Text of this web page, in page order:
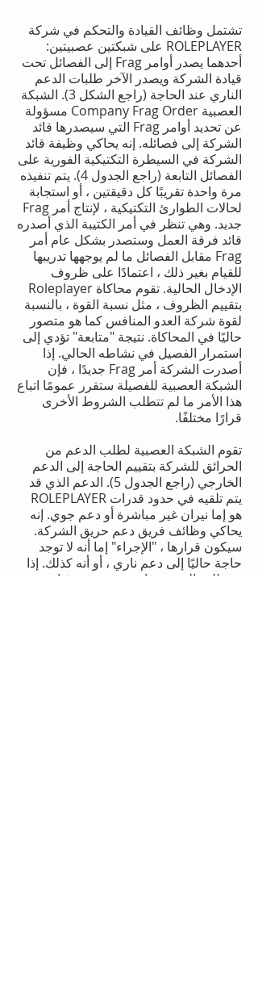
تشتمل وظائف القيادة والتحكم في شركة
ROLEPLAYER على شبكتين عصبيتين:
أحدهما يصدر أوامر Frag إلى الفصائل تحت
قيادة الشركة ويصدر الآخر طلبات الدعم
الناري عند الحاجة (راجع الشكل 3). الشبكة
العصبية Company Frag Order مسؤولة
عن تحديد أوامر Frag التي سيصدرها قائد
الشركة إلى فصائله. إنه يحاكي وظيفة قائد
الشركة في السيطرة التكتيكية الفورية على
الفصائل التابعة (راجع الجدول 4). يتم تنفيذه
مرة واحدة تقريبًا كل دقيقتين ، أو استجابة
لحالات الطوارئ التكتيكية ، لإنتاج أمر Frag
جديد. وهي تنظر في أمر الكتيبة الذي أصدره
قائد فرقة العمل وستصدر بشكل عام أمر
Frag مقابل الفصائل ما لم يوجهها تدريبها
للقيام بغير ذلك ، اعتمادًا على ظروف
الإدخال الحالية. تقوم محاكاة Roleplayer
بتقييم الظروف ، مثل نسبة القوة ، بالنسبة
لقوة شركة العدو المنافس كما هو متصور
حاليًا في المحاكاة. نتيجة "متابعة" تؤدي إلى
استمرار الفصيل في نشاطه الحالي. إذا
أصدرت الشركة أمر Frag جديدًا ، فإن
الشبكة العصبية للفصيلة ستقرر عمومًا اتباع
هذا الأمر ما لم تتطلب الشروط الأخرى
قرارًا مختلفًا.
تقوم الشبكة العصبية لطلب الدعم من
الحرائق للشركة بتقييم الحاجة إلى الدعم
الخارجي (راجع الجدول 5). الدعم الذي قد
يتم تلقيه في حدود قدرات ROLEPLAYER
هو إما نيران غير مباشرة أو دعم جوي. إنه
يحاكي وظائف فريق دعم حريق الشركة.
سيكون قرارها ، "الإجراء" إما أنه لا توجد
حاجة حاليًا إلى دعم ناري ، أو أنه كذلك. إذا
تم طلب الدعم ، فإنه يتسبب في قيام